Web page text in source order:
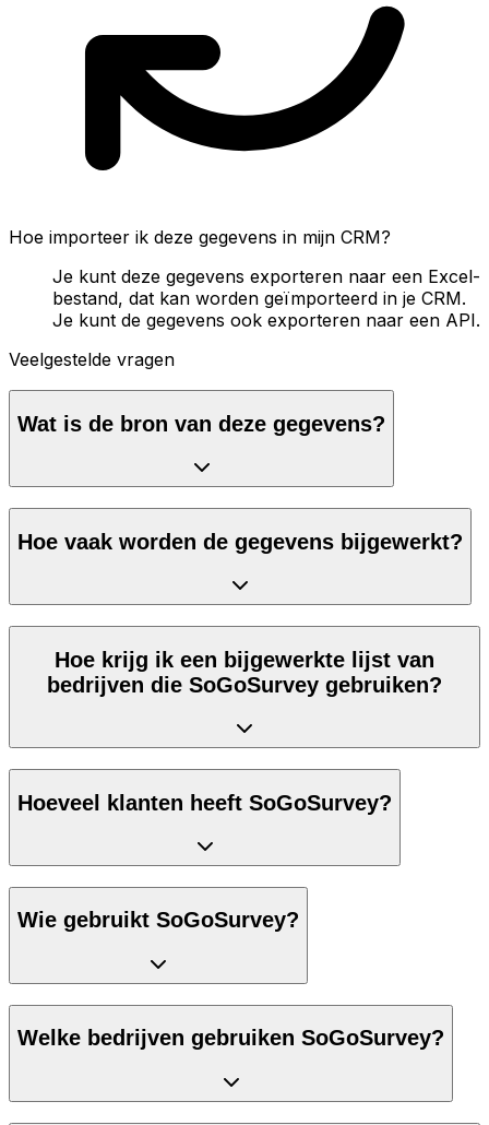
Hoe importeer ik deze gegevens in mijn CRM?
Je kunt deze gegevens exporteren naar een Excel-
bestand, dat kan worden geïmporteerd in je CRM.
Je kunt de gegevens ook exporteren naar een API.
Veelgestelde vragen
Wat is de bron van deze gegevens?
Hoe vaak worden de gegevens bijgewerkt?
Hoe krijg ik een bijgewerkte lijst van
bedrijven die SoGoSurvey gebruiken?
Hoeveel klanten heeft SoGoSurvey?
Wie gebruikt SoGoSurvey?
Welke bedrijven gebruiken SoGoSurvey?